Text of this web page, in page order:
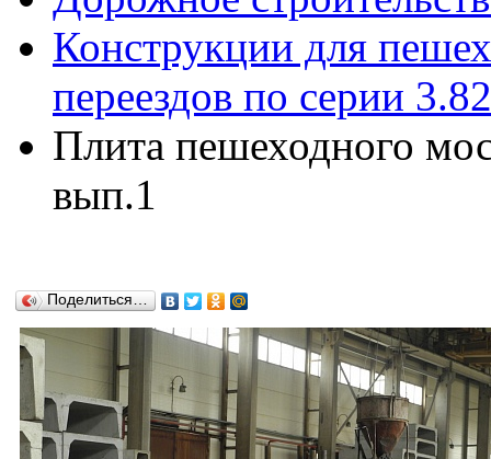
Конструкции для
переездов по серии
Плита пешеходного
вып.1
Поделиться…